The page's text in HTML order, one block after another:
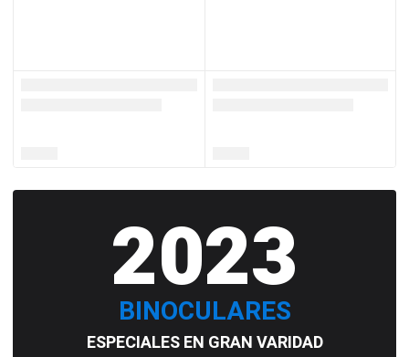
2023
BINOCULARES
ESPECIALES EN GRAN VARIDAD